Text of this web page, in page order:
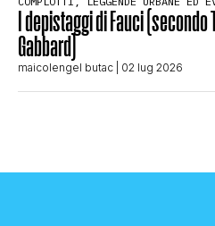
I depistaggi di Fauci (secondo
Gabbard)
maicolengel butac | 02 lug 2026